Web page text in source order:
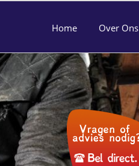
Home Over Ons